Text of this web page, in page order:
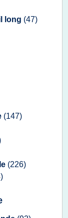
long (47)
(147)
(226)